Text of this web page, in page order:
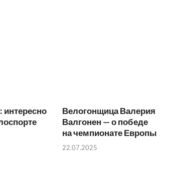
Велогонщица Валерия
Валгонен — о победе
на чемпионате Европы
22.07.2025